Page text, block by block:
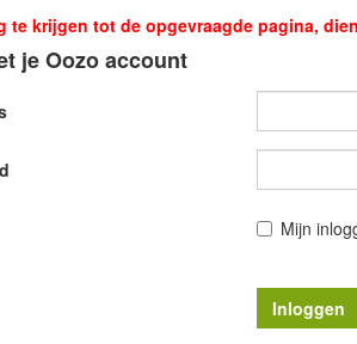
te krijgen tot de opgevraagde pagina,
je Oozo account
Mijn